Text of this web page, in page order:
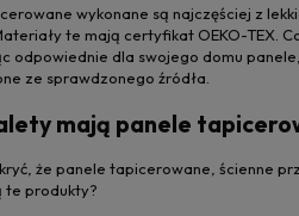
wykonane są najczęściej z
te mają certyfikat OEKO-TEX.
odpowiednie dla swojego domu
ze sprawdzonego źródła.
mają panele
że panele tapicerowane, ścienne
te produkty?